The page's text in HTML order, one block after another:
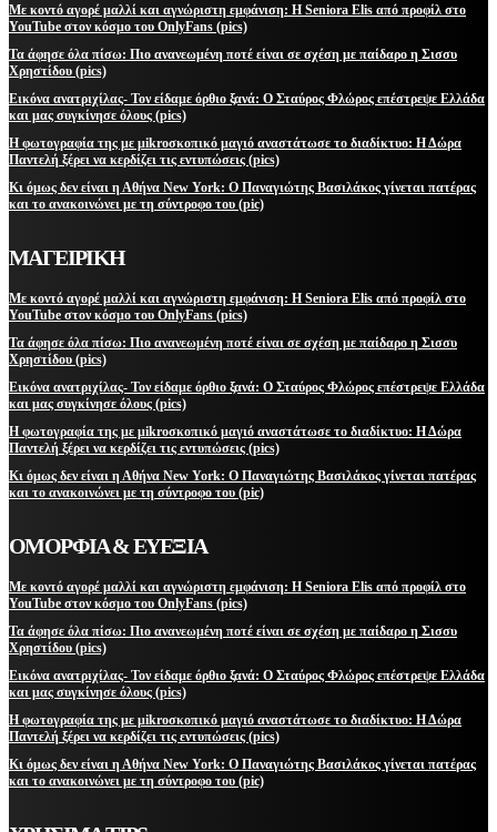
Με κοντό αγορέ μαλλί και αγνώριστη εμφάνιση: Η Seniora Elis από προφίλ στο
YouTube στον κόσμο του OnlyFans (pics)
Τα άφησε όλα πίσω: Πιο ανανεωμένη ποτέ είναι σε σχέση με παίδαρο η Σισσυ
Χρηστίδου (pics)
Εικόνα ανατριχίλας- Τον είδαμε όρθιο ξανά: Ο Σταύρος Φλώρος επέστρεψε Ελλάδα
και μας συγκίνησε όλους (pics)
Η φωτογραφία της με μikroσκοπικό μαγιό αναστάτωσε το διαδίκτυο: Η Δώρα
Παντελή ξέρει να κερδίζει τις εντυπώσεις (pics)
Κι όμως δεν είναι η Αθήνα New York: Ο Παναγιώτης Βασιλάκος γίνεται πατέρας
και το ανακοινώνει με τη σύντροφο του (pic)
ΜΑΓΕΙΡΙΚΗ
Με κοντό αγορέ μαλλί και αγνώριστη εμφάνιση: Η Seniora Elis από προφίλ στο
YouTube στον κόσμο του OnlyFans (pics)
Τα άφησε όλα πίσω: Πιο ανανεωμένη ποτέ είναι σε σχέση με παίδαρο η Σισσυ
Χρηστίδου (pics)
Εικόνα ανατριχίλας- Τον είδαμε όρθιο ξανά: Ο Σταύρος Φλώρος επέστρεψε Ελλάδα
και μας συγκίνησε όλους (pics)
Η φωτογραφία της με μikroσκοπικό μαγιό αναστάτωσε το διαδίκτυο: Η Δώρα
Παντελή ξέρει να κερδίζει τις εντυπώσεις (pics)
Κι όμως δεν είναι η Αθήνα New York: Ο Παναγιώτης Βασιλάκος γίνεται πατέρας
και το ανακοινώνει με τη σύντροφο του (pic)
ΟΜΟΡΦΙΑ & ΕΥΕΞΙΑ
Με κοντό αγορέ μαλλί και αγνώριστη εμφάνιση: Η Seniora Elis από προφίλ στο
YouTube στον κόσμο του OnlyFans (pics)
Τα άφησε όλα πίσω: Πιο ανανεωμένη ποτέ είναι σε σχέση με παίδαρο η Σισσυ
Χρηστίδου (pics)
Εικόνα ανατριχίλας- Τον είδαμε όρθιο ξανά: Ο Σταύρος Φλώρος επέστρεψε Ελλάδα
και μας συγκίνησε όλους (pics)
Η φωτογραφία της με μikroσκοπικό μαγιό αναστάτωσε το διαδίκτυο: Η Δώρα
Παντελή ξέρει να κερδίζει τις εντυπώσεις (pics)
Κι όμως δεν είναι η Αθήνα New York: Ο Παναγιώτης Βασιλάκος γίνεται πατέρας
και το ανακοινώνει με τη σύντροφο του (pic)